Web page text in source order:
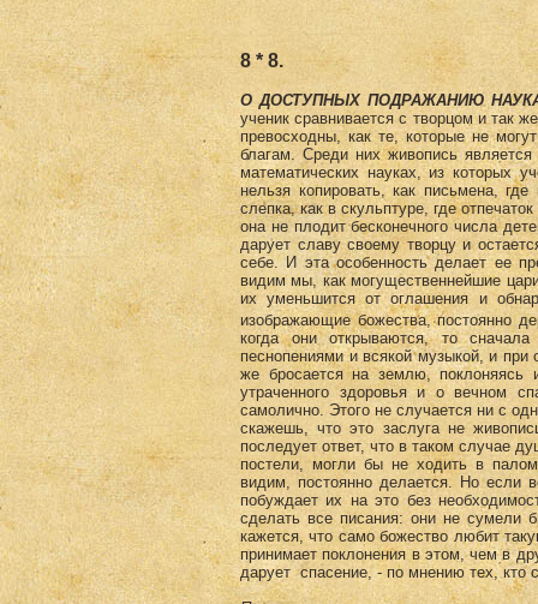
8 * 8.
О ДОСТУПНЫХ ПОДРАЖАНИЮ
ученик сравнивается с творцом и так
превосходны, как те, которые не
благам. Среди них живопись
математических науках, из которых
нельзя копировать, как письмена,
слепка, как в скульптуре, где
она не плодит бесконечного числа
дарует славу своему творцу и
себе. И эта особенность делает ее
видим мы, как могущественнейшие
их уменьшится от оглашения и
изображающие божества, постоянно
когда они открываются, то
песнопениями и всякой музыкой, и при
же бросается на землю, поклоняясь
утраченного здоровья и о вечном
самолично. Этого не случается ни с
скажешь, что это заслуга не
последует ответ, что в таком случае
постели, могли бы не ходить в
видим, постоянно делается. Но если
побуждает их на это без
сделать все писания: они не сумели
кажется, что само божество любит
принимает поклонения в этом, чем в
дарует спасение, - по мнению тех, кто